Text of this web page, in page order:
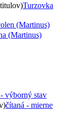
Turzovka
(Martinus)
(Martinus)
výborný stav
čítaná - mierne